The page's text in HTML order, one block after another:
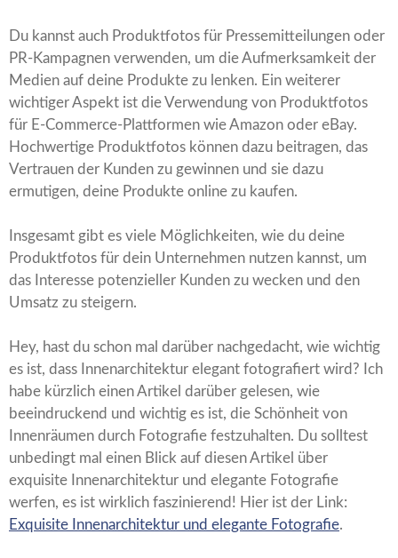
Du kannst auch Produktfotos für Pressemitteilungen oder
PR-Kampagnen verwenden, um die Aufmerksamkeit der
Medien auf deine Produkte zu lenken. Ein weiterer
wichtiger Aspekt ist die Verwendung von Produktfotos
für E-Commerce-Plattformen wie Amazon oder eBay.
Hochwertige Produktfotos können dazu beitragen, das
Vertrauen der Kunden zu gewinnen und sie dazu
ermutigen, deine Produkte online zu kaufen.
Insgesamt gibt es viele Möglichkeiten, wie du deine
Produktfotos für dein Unternehmen nutzen kannst, um
das Interesse potenzieller Kunden zu wecken und den
Umsatz zu steigern.
Hey, hast du schon mal darüber nachgedacht, wie wichtig
es ist, dass Innenarchitektur elegant fotografiert wird? Ich
habe kürzlich einen Artikel darüber gelesen, wie
beeindruckend und wichtig es ist, die Schönheit von
Innenräumen durch Fotografie festzuhalten. Du solltest
unbedingt mal einen Blick auf diesen Artikel über
exquisite Innenarchitektur und elegante Fotografie
werfen, es ist wirklich faszinierend! Hier ist der Link:
Exquisite Innenarchitektur und elegante Fotografie.